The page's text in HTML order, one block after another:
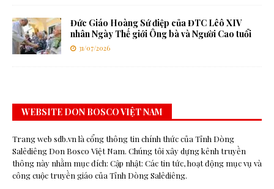
Đức Giáo Hoàng Sứ điệp của ĐTC Lêô XIV
nhân Ngày Thế giới Ông bà và Người Cao tuổi
31/07/2026
WEBSITE DON BOSCO VIỆT NAM
Trang web sdb.vn là cổng thông tin chính thức của Tỉnh Dòng
Salêdiêng Don Bosco Việt Nam. Chúng tôi xây dựng kênh truyền
thông này nhằm mục đích: Cập nhật: Các tin tức, hoạt động mục vụ và
công cuộc truyền giáo của Tỉnh Dòng Salêdiêng.